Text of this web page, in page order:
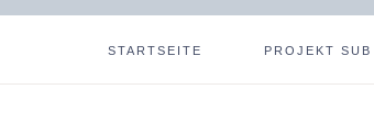
STARTSEITE PROJEKT